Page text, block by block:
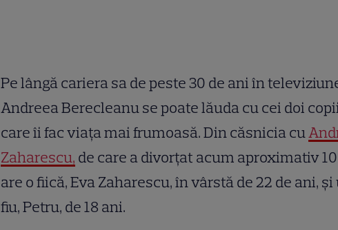
Pe lângă cariera sa de peste 30 de ani în
Andreea Berecleanu se poate lăuda cu cei doi
care îi fac viața mai frumoasă. Din căsnicia cu
Zaharescu, de care a divorțat acum aproximativ
are o fiică, Eva Zaharescu, în vârstă de 22 de ani, și
fiu, Petru, de 18 ani.